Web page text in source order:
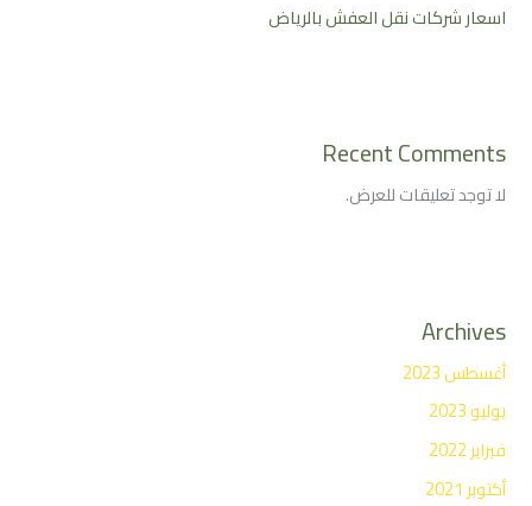
اسعار شركات نقل العفش بالرياض
Recent Comments
لا توجد تعليقات للعرض.
Archives
أغسطس 2023
يوليو 2023
فبراير 2022
أكتوبر 2021